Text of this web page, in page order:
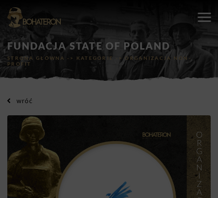
FUNDACJA STATE OF POLAND
STRONA GŁÓWNA -> KATEGORIE ->ORGANIZACJA NON-
PROFIT
wróć